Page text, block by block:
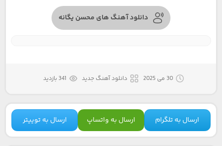
دانلود آهنگ های محسن یگانه
30 می 2025 دانلود آهنگ جدید 341 بازدید
ارسال به تلگرام ارسال به واتساپ ارسال به توییتر